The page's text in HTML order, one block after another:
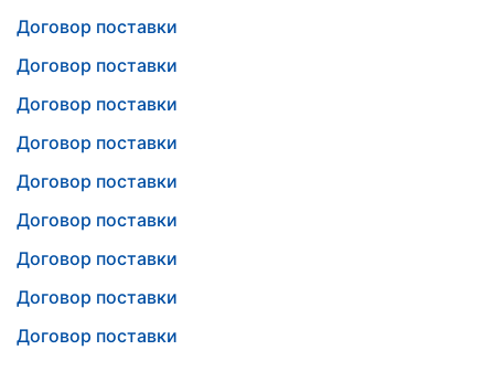
Договор поставки
Договор поставки
Договор поставки
Договор поставки
Договор поставки
Договор поставки
Договор поставки
Договор поставки
Договор поставки